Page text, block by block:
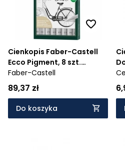
Cienkopis Faber-Castell
Ecco Pigment, 8 szt.
(166008)
Faber-Castell
89,37 zł
Do koszyka